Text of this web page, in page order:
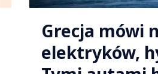
Grecja mówi
elektryków,